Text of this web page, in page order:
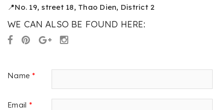
📍No. 19, street 18, Thao Dien, District 2
WE CAN ALSO BE FOUND HERE:
Name *
Email *